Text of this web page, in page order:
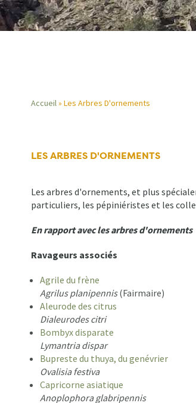
d'Ariane
Accueil Les Arbres D'ornements
LES ARBRES D'ORNEMENTS
Les arbres d'ornements, et plus
particuliers, les pépiniéristes et les
En rapport avec les arbres d'ornements
Ravageurs associés
Agrile du frène
Agrilus planipennis(Fairmaire)
Aleurode des citrus
Dialeurodes citri
Bombyx disparate
Lymantria dispar
Bupreste du thuya, du genévrier
Ovalisia festiva
Capricorne asiatique
Anoplophora glabripennis